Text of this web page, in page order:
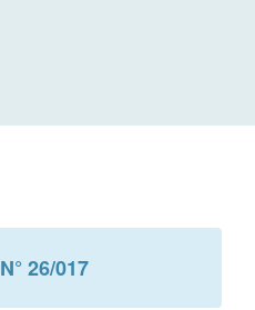
N° 26/017